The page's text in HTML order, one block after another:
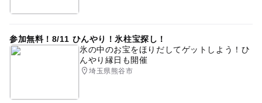
参加無料！8/11 ひんやり！氷柱宝探し！
氷の中のお宝をほりだしてゲットしよう！ひ
んやり縁日も開催
埼玉県熊谷市